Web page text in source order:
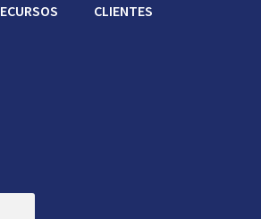
CLIENTES